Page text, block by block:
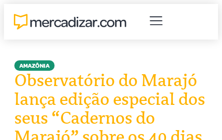
AMAZÔNIA
Observatório do Marajó
lança edição especial dos
seus “Cadernos do